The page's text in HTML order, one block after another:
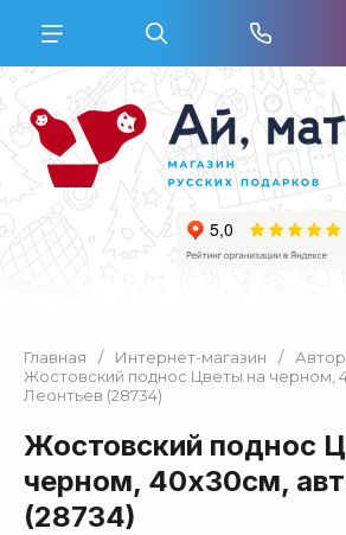
Главная / Интернет-магазин /
Жостовский поднос Цветы на черном,
Леонтьев (28734)
Жостовский поднос
черном, 40х30см,
(28734)